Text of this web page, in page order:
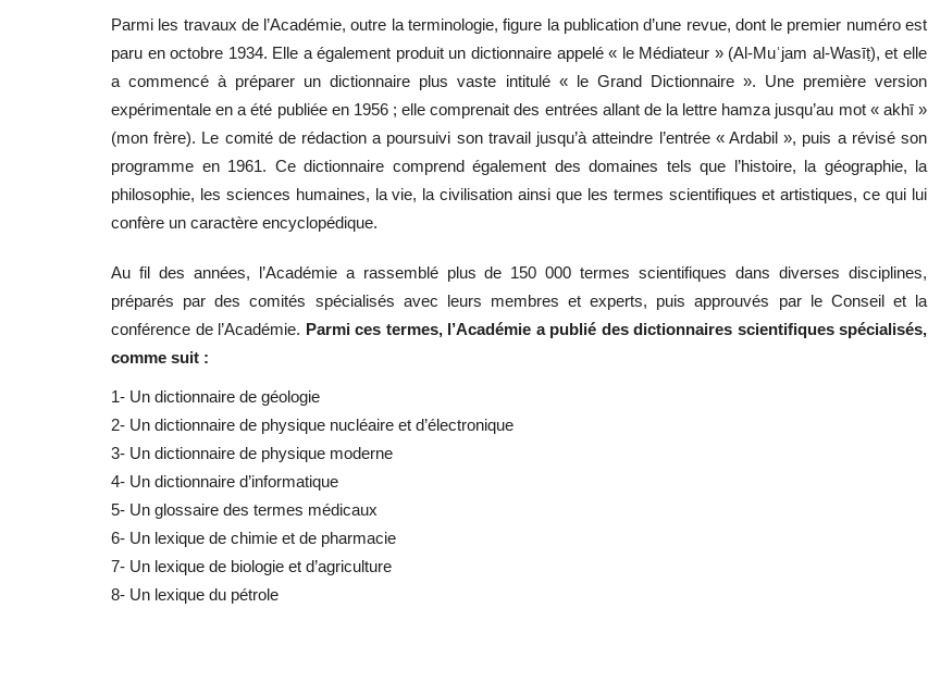
Parmi les travaux de l’Académie, outre la terminologie, figure la publication d’une revue, dont le premier numéro est
paru en octobre 1934. Elle a également produit un dictionnaire appelé « le Médiateur » (Al-Muʿjam al-Wasīṭ), et elle
a commencé à préparer un dictionnaire plus vaste intitulé « le Grand Dictionnaire ». Une première version
expérimentale en a été publiée en 1956 ; elle comprenait des entrées allant de la lettre hamza jusqu’au mot « akhī »
(mon frère). Le comité de rédaction a poursuivi son travail jusqu’à atteindre l’entrée « Ardabil », puis a révisé son
programme en 1961. Ce dictionnaire comprend également des domaines tels que l’histoire, la géographie, la
philosophie, les sciences humaines, la vie, la civilisation ainsi que les termes scientifiques et artistiques, ce qui lui
confère un caractère encyclopédique.
Au fil des années, l’Académie a rassemblé plus de 150 000 termes scientifiques dans diverses disciplines,
préparés par des comités spécialisés avec leurs membres et experts, puis approuvés par le Conseil et la
conférence de l’Académie. Parmi ces termes, l’Académie a publié des dictionnaires scientifiques spécialisés,
comme suit :
1- Un dictionnaire de géologie
2- Un dictionnaire de physique nucléaire et d’électronique
3- Un dictionnaire de physique moderne
4- Un dictionnaire d’informatique
5- Un glossaire des termes médicaux
6- Un lexique de chimie et de pharmacie
7- Un lexique de biologie et d’agriculture
8- Un lexique du pétrole